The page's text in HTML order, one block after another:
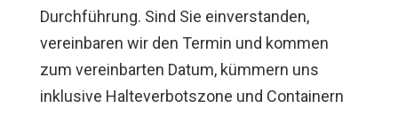
Durchführung. Sind Sie einverstanden,
vereinbaren wir den Termin und kommen
zum vereinbarten Datum, kümmern uns
inklusive Halteverbotszone und Containern